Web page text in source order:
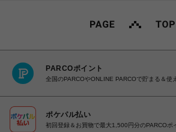
PARCOポイント
全国のPARCOやONLINE PARCOで貯まる＆使
ポケパル払い
初回登録＆お買物で最大1,500円分のPARCOポ